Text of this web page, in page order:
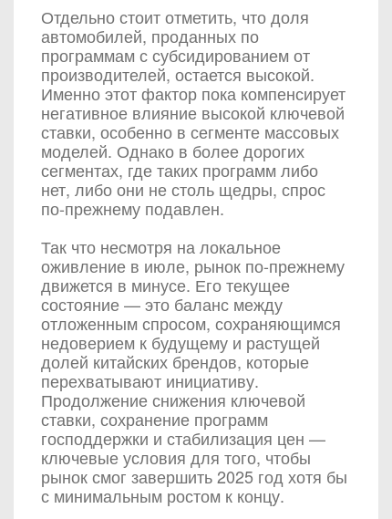
Отдельно стоит отметить, что доля
автомобилей, проданных по
программам с субсидированием от
производителей, остается высокой.
Именно этот фактор пока компенсирует
негативное влияние высокой ключевой
ставки, особенно в сегменте массовых
моделей. Однако в более дорогих
сегментах, где таких программ либо
нет, либо они не столь щедры, спрос
по-прежнему подавлен.
Так что несмотря на локальное
оживление в июле, рынок по-прежнему
движется в минусе. Его текущее
состояние — это баланс между
отложенным спросом, сохраняющимся
недоверием к будущему и растущей
долей китайских брендов, которые
перехватывают инициативу.
Продолжение снижения ключевой
ставки, сохранение программ
господдержки и стабилизация цен —
ключевые условия для того, чтобы
рынок смог завершить 2025 год хотя бы
с минимальным ростом к концу.